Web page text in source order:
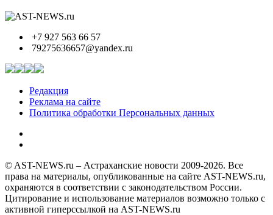
+7 927 563 66 57
79275636657@yandex.ru
Редакция
Реклама на сайте
Политика обработки Персональных данных
© AST-NEWS.ru – Астраханские новости 2009-2026. Все
права на материалы, опубликованные на сайте AST-NEWS.ru,
охраняются в соответствии с законодательством России.
Цитирование и использование материалов возможно только с
активной гиперссылкой на AST-NEWS.ru